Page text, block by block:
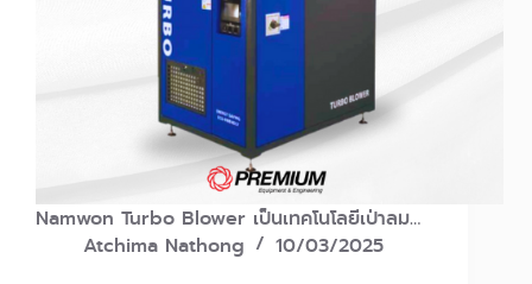
Namwon Turbo Blower เป็นเทคโนโลยีเป่าลม…
Atchima Nathong
10/03/2025